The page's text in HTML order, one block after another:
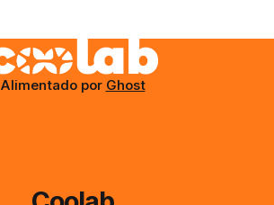
Alimentado por Ghost